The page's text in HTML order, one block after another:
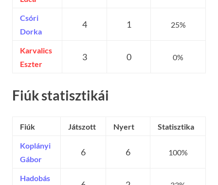
Csóri
Dorka
4 1 25%
Karvalics
Eszter
3 0 0%
Fiúk statisztikái
Fiúk Játszott Nyert Statisztika
Koplányi
Gábor
6 6 100%
Hadobás